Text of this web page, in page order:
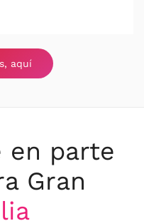
aquí
en parte
Gran